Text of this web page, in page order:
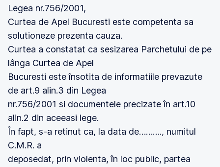
Legea nr.756/2001,
Curtea de Apel Bucuresti este competenta sa
solutioneze prezenta cauza.
Curtea a constatat ca sesizarea Parchetului de pe
lânga Curtea de Apel
Bucuresti este însotita de informatiile prevazute
de art.9 alin.3 din Legea
nr.756/2001 si documentele precizate în art.10
alin.2 din aceeasi lege.
În fapt, s-a retinut ca, la data de………., numitul
C.M.R. a
deposedat, prin violenta, în loc public, partea